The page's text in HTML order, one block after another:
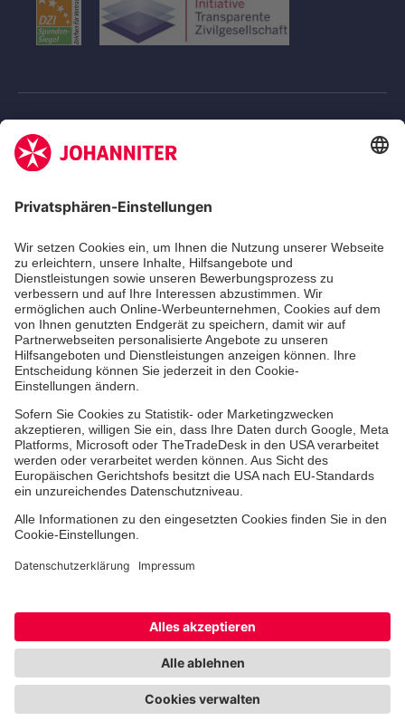
Jobs
Ehrenamt
Freiwilligendienst
Johanniter-Jugend
Spendenprojekte
Kindertagesstätten
Einrichtungen
Dienstleistungen
Impressum Kontakt Widerruf